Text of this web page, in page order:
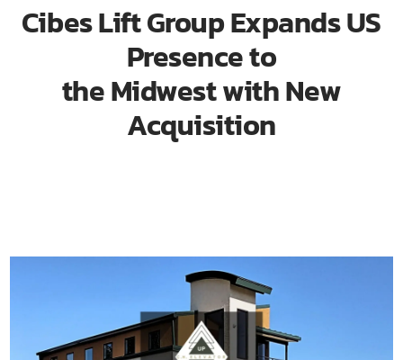
Cibes Lift Group Expands US
Presence to
the Midwest with New
Acquisition